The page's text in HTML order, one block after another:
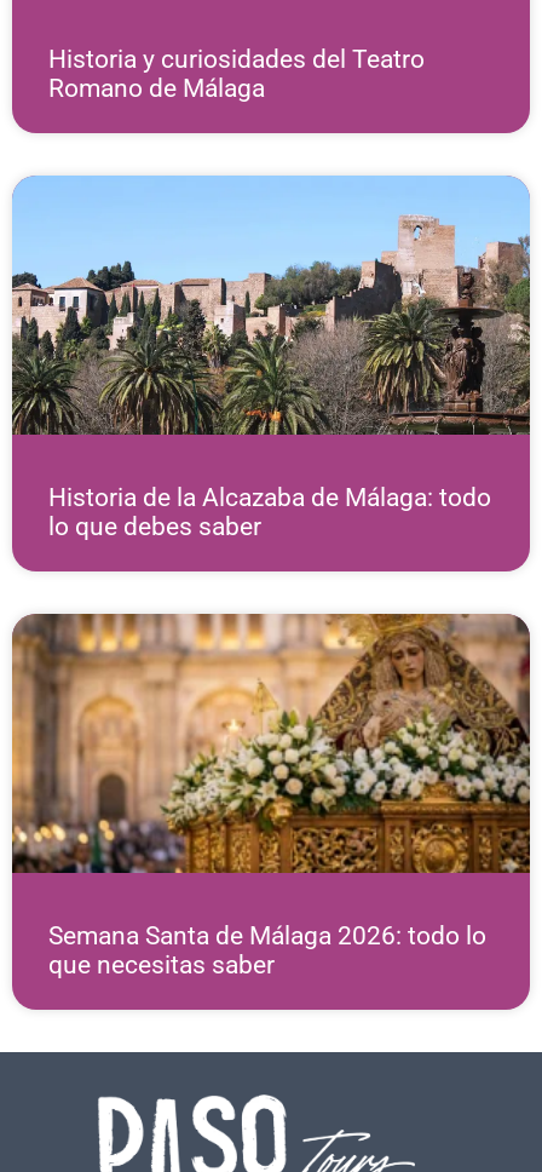
Historia y curiosidades del Teatro
Romano de Málaga
Historia de la Alcazaba de Málaga: todo
lo que debes saber
Semana Santa de Málaga 2026: todo lo
que necesitas saber